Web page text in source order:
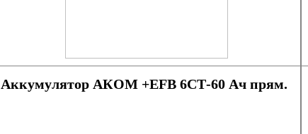
Аккумулятор АКОМ +EFB 6СТ-60 Ач прям.